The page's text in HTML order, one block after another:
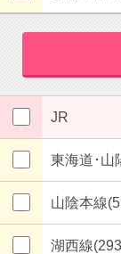
JR
東海道･山
山陰本線
湖西線